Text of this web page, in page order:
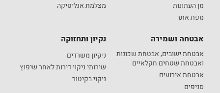
מן העתונות
מפת אתר
מצלמת אנליטיקה
אבטחה ושמירה
אבטחת ישובים, אבטחת שכונות
ואבטחת שטחים חקלאיים
אבטחת אירועים
סניפים
נקיון ותחזוקה
ניקיון משרדים
שירותי ניקוי דירות לאחר שיפוץ
ניקוי בקיטור